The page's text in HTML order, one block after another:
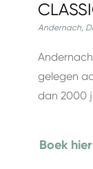
Andernach,
gelegen
dan 2000
Boek hier